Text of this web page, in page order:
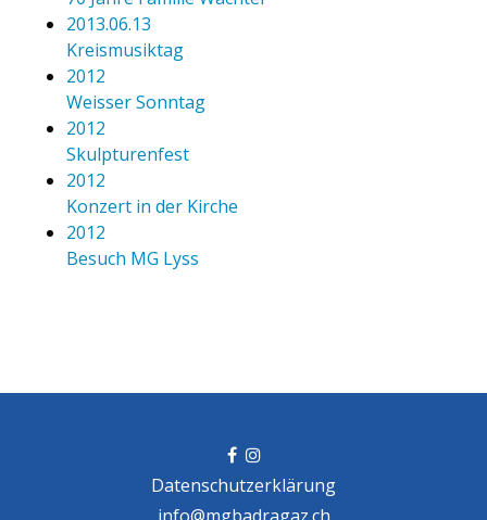
2013.06.13
Kreismusiktag
2012
Weisser Sonntag
2012
Skulpturenfest
2012
Konzert in der Kirche
2012
Besuch MG Lyss
Datenschutzerklärung